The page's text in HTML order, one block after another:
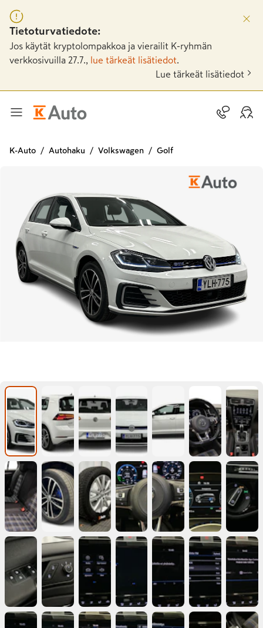
Tietoturvatiedote:
Jos käytät kryptolompakkoa ja vierailit K-ryhmän
verkkosivuilla 27.7.,
lue tärkeät lisätiedot
Lue tärkeät lisätiedot
K-Auto Autohaku Volkswagen Golf